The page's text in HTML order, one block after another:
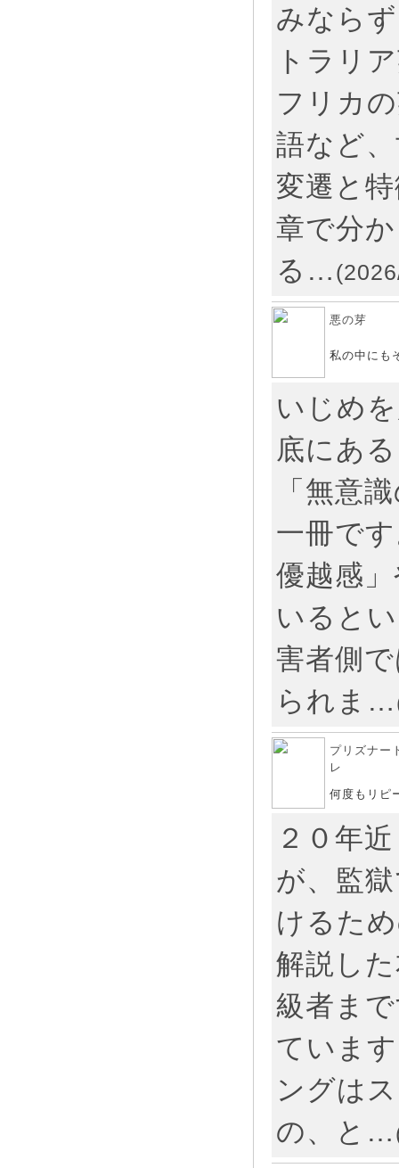
みなら
トラリ
フリカ
語など
変遷と
章で分
る…
悪の芽
私の中にも
いじめ
底にあ
「無意
一冊で
優越感
いると
害者側
られま…
プリズナー
レ
何度もリピ
２０年
が、監
けるた
解説し
級者ま
ていま
ングは
の、と…